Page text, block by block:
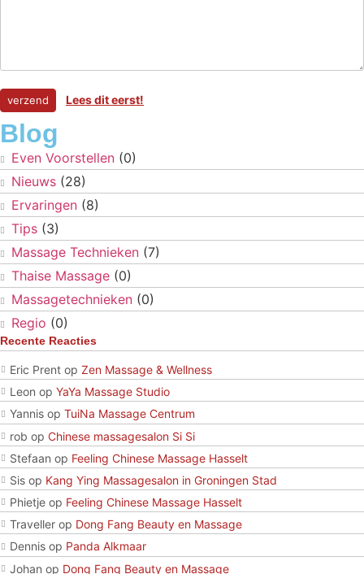
Lees dit eerst!
Blog
Even Voorstellen (0)
Nieuws (28)
Ervaringen (8)
Tips (3)
Massage Technieken (7)
Thaise Massage (0)
Massagetechnieken (0)
Regio (0)
Recente Reacties
Eric Prent op Zen Massage & Wellness
Leon op YaYa Massage Studio
Yannis op TuiNa Massage Centrum
rob op Chinese massagesalon Si Si
Stefaan op Feeling Chinese Massage Hasselt
Sis op Kang Ying Massagesalon in Groningen Stad
Phietje op Feeling Chinese Massage Hasselt
Traveller op Dong Fang Beauty en Massage
Dennis op Panda Alkmaar
Johan op Dong Fang Beauty en Massage